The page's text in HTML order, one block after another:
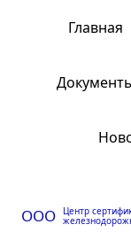
Главная
ООО Центр